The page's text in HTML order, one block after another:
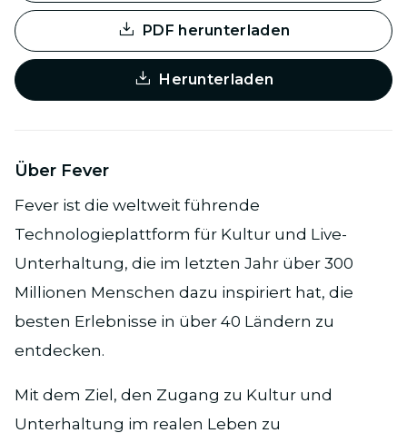
PDF herunterladen
Herunterladen
Über Fever
Fever ist die weltweit führende
Technologieplattform für Kultur und Live-
Unterhaltung, die im letzten Jahr über 300
Millionen Menschen dazu inspiriert hat, die
besten Erlebnisse in über 40 Ländern zu
entdecken.
Mit dem Ziel, den Zugang zu Kultur und
Unterhaltung im realen Leben zu